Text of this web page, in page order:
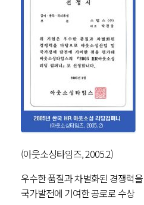
(아웃소싱타임즈, 2005.2)
우수한 품질과 차별화된 경쟁력
국가발전에 기여한 공로로 수상